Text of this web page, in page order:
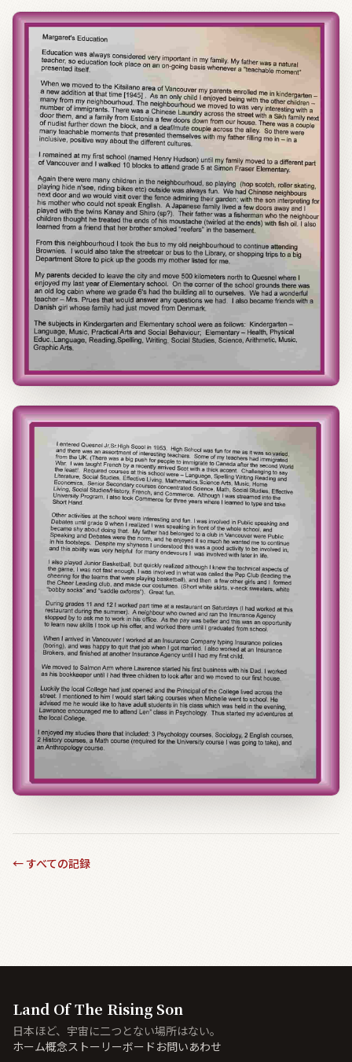
←すべての記録
Land Of The Rising Son
日本ほど、宇宙に二つとない場所はない。
ホーム概念ストーリーボード お問いあわせ